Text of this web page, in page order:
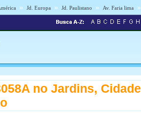
» Jd. Europa » Jd. Paulistano » Av. Faria lima »
no Jardins, Cidade